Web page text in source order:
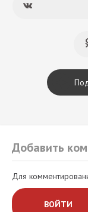
Добавить
Для
ВОЙТИ